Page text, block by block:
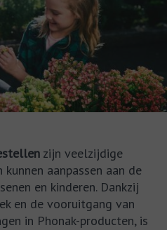
zijn veelzijdige
aanpassen aan de
en kinderen. Dankzij
en de vooruitgang van
in Phonak-producten, is